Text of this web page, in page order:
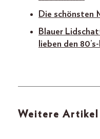
Die schönsten
Blauer
lieben den
Weitere Artikel